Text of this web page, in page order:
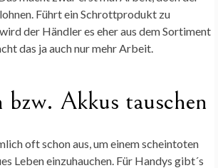
Führt ein Schrottprodukt zu
der Händler es eher aus dem Sortiment
das ja auch nur mehr Arbeit.
bzw. Akkus tauschen
oft schon aus, um einem scheintoten
Leben einzuhauchen. Für Handys gibt´s